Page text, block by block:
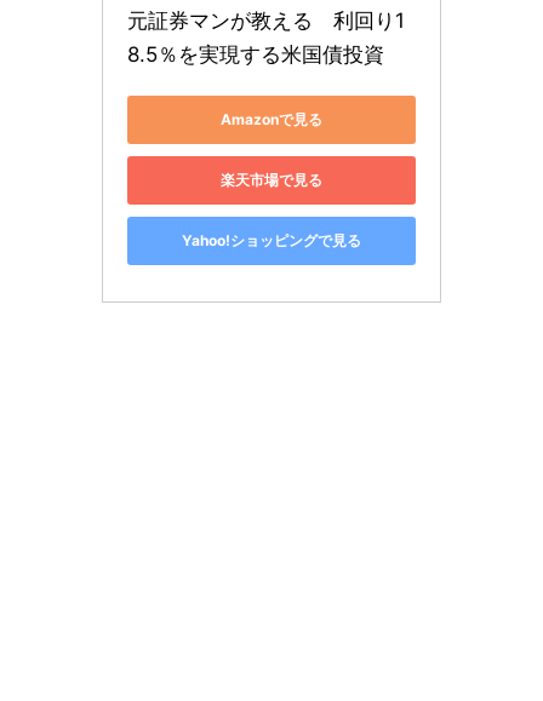
元証券マンが教える　利回り1
8.5％を実現する米国債投資
Amazonで見る
楽天市場で見る
Yahoo!ショッピングで見る